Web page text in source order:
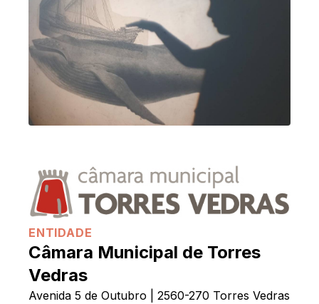
ENTIDADE
Câmara Municipal de Torres
Vedras
Avenida 5 de Outubro | 2560-270 Torres Vedras